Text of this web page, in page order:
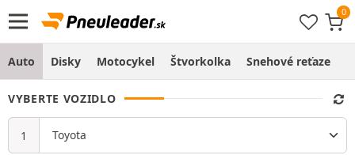
Auto Disky Motocykel Štvorkolka Snehové reťaze
VYBERTE VOZIDLO